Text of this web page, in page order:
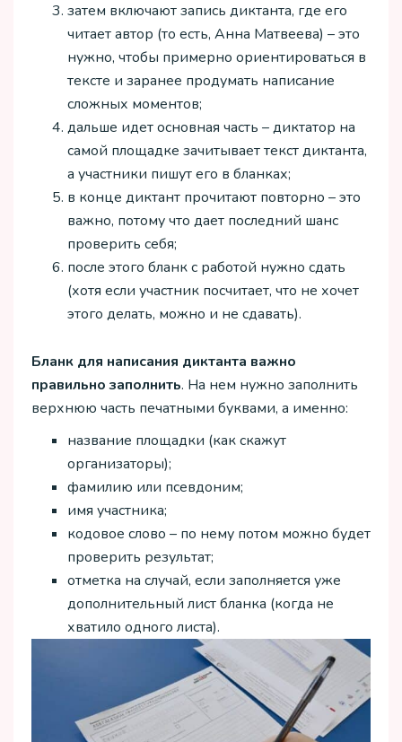
затем включают запись диктанта, где его
читает автор (то есть, Анна Матвеева) – это
нужно, чтобы примерно ориентироваться в
тексте и заранее продумать написание
сложных моментов;
дальше идет основная часть – диктатор на
самой площадке зачитывает текст диктанта,
а участники пишут его в бланках;
в конце диктант прочитают повторно – это
важно, потому что дает последний шанс
проверить себя;
после этого бланк с работой нужно сдать
(хотя если участник посчитает, что не хочет
этого делать, можно и не сдавать).
Бланк для написания диктанта важно
правильно заполнить. На нем нужно заполнить
верхнюю часть печатными буквами, а именно:
название площадки (как скажут
организаторы);
фамилию или псевдоним;
имя участника;
кодовое слово – по нему потом можно будет
проверить результат;
отметка на случай, если заполняется уже
дополнительный лист бланка (когда не
хватило одного листа).